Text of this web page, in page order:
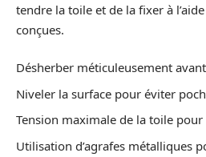
tendre la toile et de la fixer à
conçues.
Désherber méticuleusement
Niveler la surface pour éviter
Tension maximale de la toile
Utilisation d’agrafes métalliques